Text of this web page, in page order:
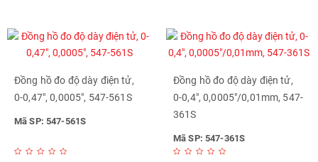
Đồng hồ đo độ dày điện tử,
0-0,47", 0,0005", 547-561S
Mã SP: 547-561S
Đồng hồ đo độ dày điện tử,
0-0,4", 0,0005"/0,01mm, 547-
361S
Mã SP: 547-361S